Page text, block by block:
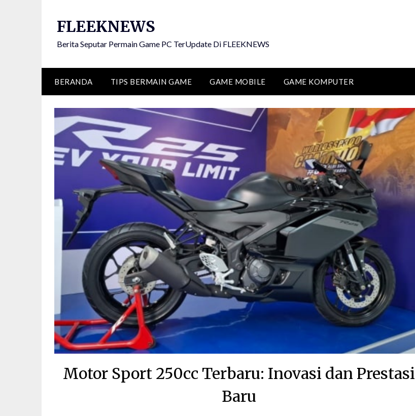
FLEEKNEWS
Berita Seputar Permain Game PC TerUpdate Di FLEEKNEWS
BERANDA TIPS BERMAIN GAME GAME MOBILE GAME KOMPUTER
Motor Sport 250cc Terbaru: Inovasi dan Prestasi
Baru